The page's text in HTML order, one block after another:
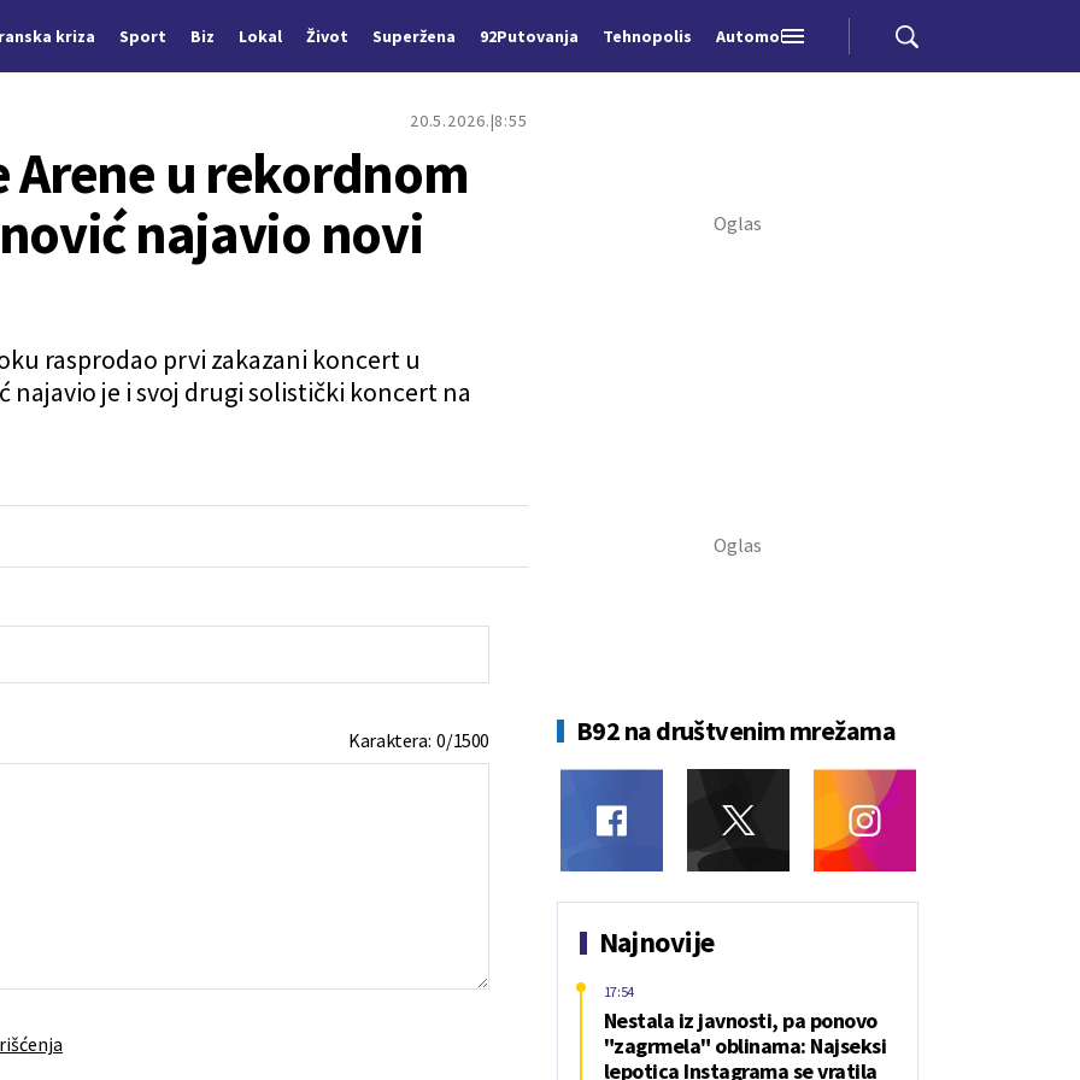
kriza Sport Biz Lokal Život Superžena 92Putovanja Tehnopolis Automobili
20.5.2026. 8:55
Arene u rekordnom
najavio novi
rasprodao prvi zakazani koncert u
najavio je i svoj drugi solistički koncert na
Karaktera:0/1500 B92 na društvenim mrežama
Najnovije
Nestala iz javnosti, pa ponovo
"zagrmela" oblinama: Najseksi
lepotica Instagrama se vratila
17:54